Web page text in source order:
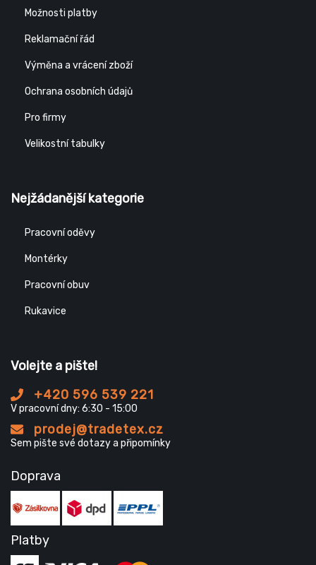
Možnosti platby
Reklamační řád
Výměna a vrácení zboží
Ochrana osobních údajů
Pro firmy
Velikostní tabulky
Nejžádanější kategorie
Pracovní oděvy
Montérky
Pracovní obuv
Rukavice
Volejte a pište!
+420 596 539 221
V pracovní dny: 6:30 - 15:00
prodej@tradetex.cz
Sem pište své dotazy a připomínky
Doprava
Platby